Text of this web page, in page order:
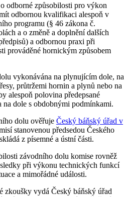
odborné způsobilosti pro výkon
odbornou kvalifikaci alespoň v
programu (§ 46 zákona č.
a o změně a doplnění dalších
a odbornou praxi při
prováděné hornickým způsobem
vykonávána na plynujícím dole, na
průtržemi hornin a plynů nebo na
alespoň polovina předepsané
na dole s obdobnými podmínkami.
dolu ověřuje Český báňský úřad v
stanovenou předsedou Českého
z písemné a ústní části.
závodního dolu komise rovněž
při výkonu technických funkcí
a mimořádné události.
zkoušky vydá Český báňský úřad